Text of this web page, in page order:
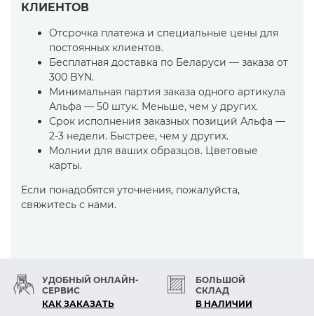
КЛИЕНТОВ
Отсрочка платежа и специальные цены для
постоянных клиентов.
Бесплатная доставка по Беларуси — заказа от
300 BYN.
Минимальная партия заказа одного артикула
Альфа — 50 штук. Меньше, чем у других.
Срок исполнения заказных позиций Альфа —
2-3 недели. Быстрее, чем у других.
Молнии для ваших образцов. Цветовые
карты.
Если понадобятся уточнения, пожалуйста,
свяжитесь с нами.
УДОБНЫЙ ОНЛАЙН-
СЕРВИС
КАК ЗАКАЗАТЬ
БОЛЬШОЙ
СКЛАД
В НАЛИЧИИ